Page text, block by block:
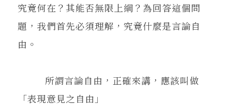
究竟何在？其能否無限上綱？為回答這個問
題，我們首先必須理解，究竟什麼是言論自
由。
所謂言論自由，正確來講，應該叫做
「表現意見之自由」